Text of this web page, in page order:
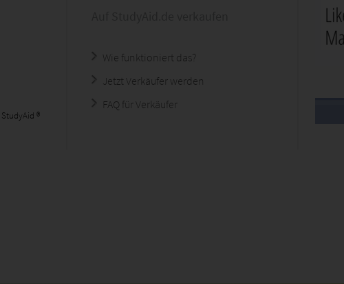
®
Wie funktioniert das?
Jetzt Verkäufer werden
FAQ für Verkäufer